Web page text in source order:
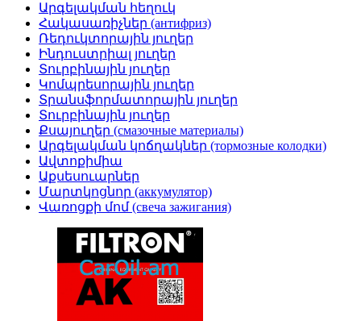
Արգելակման հեղուկ
Հակասառիչներ (антифриз)
Ռեդուկտորային յուղեր
Ինդուստրիալ յուղեր
Տուրբինային յուղեր
Կոմպրեսորային յուղեր
Տրանսֆորմատորային յուղեր
Տուրբինային յուղեր
Քսայուղեր (смазочные материалы)
Արգելակման կոճղակներ (тормозные колодки)
Ավտոքիմիա
Աքսեսուարներ
Մարտկոցնոր (аккумулятор)
Վառոցքի մոմ (свеча зажигания)